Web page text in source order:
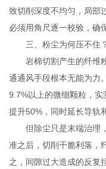
致切削深度不均匀，局部
必须用角尺逐一校验，确
三、粉尘为何压不住
岩棉切割产生的纤维粉
通通风手段根本无能为力
9.7%以上的微细颗粒，
提升50%，同时延长导轨
但除尘只是末端治理，
准之后，切削干脆利落，
之，间隙过大造成的反复